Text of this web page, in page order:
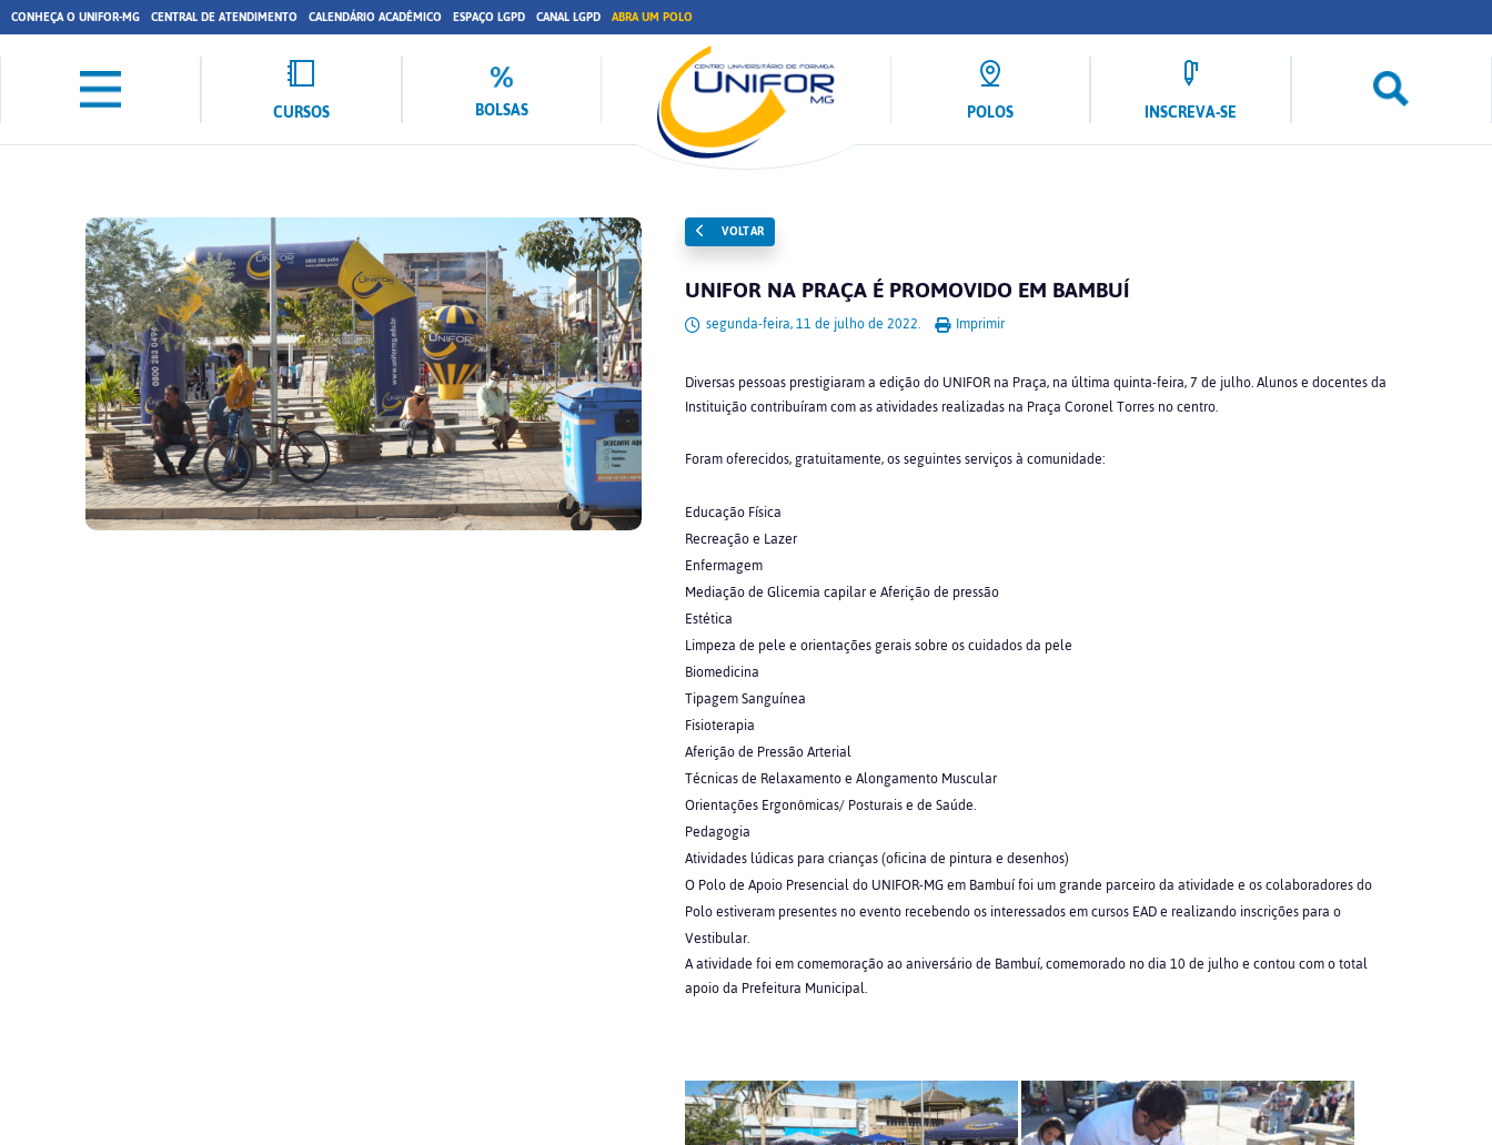
CONHEÇA O UNIFOR-MG CENTRAL DE ATENDIMENTO CALENDÁRIO ACADÊMICO ESPAÇO LGPD CANAL LGPD ABRA UM POLO
CURSOS BOLSAS POLOS INSCREVA-SE
VOLTAR
UNIFOR NA PRAÇA É PROMOVIDO EM BAMBUÍ
segunda-feira, 11 de julho de 2022. Imprimir
Diversas pessoas prestigiaram a edição do UNIFOR na Praça, na última quinta-feira, 7 de julho. Alunos e docentes da
Instituição contribuíram com as atividades realizadas na Praça Coronel Torres no centro.
Foram oferecidos, gratuitamente, os seguintes serviços à comunidade:
Educação Física
Recreação e Lazer
Enfermagem
Mediação de Glicemia capilar e Aferição de pressão
Estética
Limpeza de pele e orientações gerais sobre os cuidados da pele
Biomedicina
Tipagem Sanguínea
Fisioterapia
Aferição de Pressão Arterial
Técnicas de Relaxamento e Alongamento Muscular
Orientações Ergonômicas/ Posturais e de Saúde.
Pedagogia
Atividades lúdicas para crianças (oficina de pintura e desenhos)
O Polo de Apoio Presencial do UNIFOR-MG em Bambuí foi um grande parceiro da atividade e os colaboradores do
Polo estiveram presentes no evento recebendo os interessados em cursos EAD e realizando inscrições para o
Vestibular.
A atividade foi em comemoração ao aniversário de Bambuí, comemorado no dia 10 de julho e contou com o total
apoio da Prefeitura Municipal.